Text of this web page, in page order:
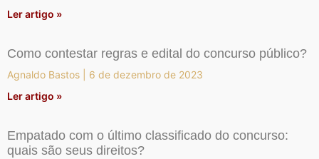
Ler artigo »
Como contestar regras e edital do concurso público?
Agnaldo Bastos
6 de dezembro de 2023
Ler artigo »
Empatado com o último classificado do concurso:
quais são seus direitos?